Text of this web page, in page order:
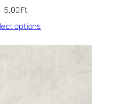
5,00 Ft
options